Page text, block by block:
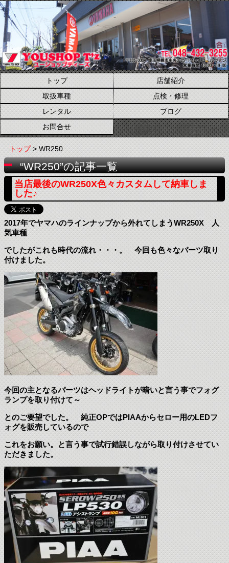
トップ
店舗紹介
取扱車種
点検・修理
レンタル
ブログ
お問合せ
トップ> WR250
“WR250”の記事一覧
当店最後のWR250X色々カスタムして納車しま
した♪
2017年でヤマハのラインナップから外れてしまうWR250X 人
気車種
でしたがこれも時代の流れ・・・。 今回も色々なパーツ取り
付けました。
今回の主となるパーツはヘッドライトが暗いと言う事でフォグ
ランプを取り付けて～
とのご要望でした。 純正OPではPIAAからセロー用のLEDフ
ォグを販売しているので
これをお願い。と言う事で試行錯誤しながら取り付けさせてい
ただきました。